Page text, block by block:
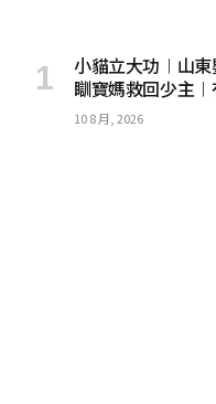
小貓立大功︱山
瞓寶媽救回少主︱
10 8 月, 2026